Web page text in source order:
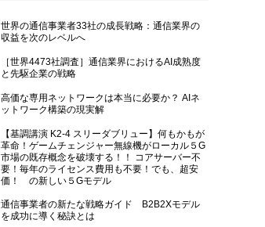
世界の通信事業者33社の成長戦略：通信業界の
収益を次のレベルへ
［世界4473社調査］通信業界におけるAI成熟度
と先駆企業の戦略
高価な専用ネットワークは本当に必要か？ AIネ
ットワーク構築の現実解
【基調講演 K2-4 スリーダブリュー】何もかもが
革命！ゲームチェンジャー無線機がローカル５G
市場の既存概念を破壊する！！ コアサーバー不
要！毎年のライセンス費用も不要！でも、超安
価！ の新しい５Gモデル
通信事業者の新たな戦略ガイド B2B2Xモデル
を成功に導く秘訣とは